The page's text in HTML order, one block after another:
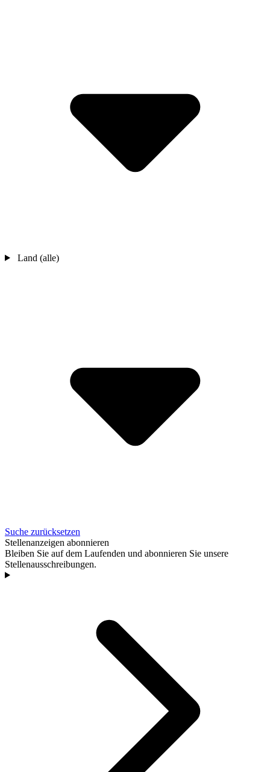
Land (alle)
Suche zurücksetzen
Stellenanzeigen abonnieren
Bleiben Sie auf dem Laufenden und abonnieren Sie unsere
Stellenausschreibungen.